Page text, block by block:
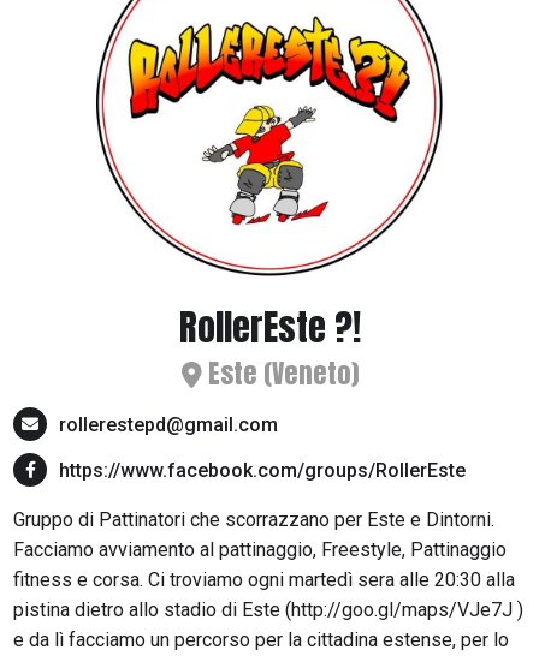
RollerEste ?!
Este (Veneto)
rollerestepd@gmail.com
https://www.facebook.com/groups/RollerEste
Gruppo di Pattinatori che scorrazzano per Este e Dintorni.
Facciamo avviamento al pattinaggio, Freestyle, Pattinaggio
fitness e corsa. Ci troviamo ogni martedì sera alle 20:30 alla
pistina dietro allo stadio di Este (http://goo.gl/maps/VJe7J )
e da lì facciamo un percorso per la cittadina estense, per lo